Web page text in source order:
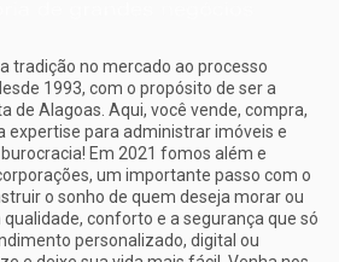
tradição no mercado ao processo
1993, com o propósito de ser a
de Alagoas. Aqui, você vende, compra,
expertise para administrar imóveis e
Em 2021 fomos além e
um importante passo com o
o sonho de quem deseja morar ou
conforto e a segurança que só
personalizado, digital ou